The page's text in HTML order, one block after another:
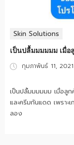
Skin Solutions
เป็นปลื้มมมมมม เมื่
Posted
กุมภาพันธ์ 11, 2021
เป็นปลื้มมมมมม เมื่อลู
และครีมกันแดด เพราะ
ลอง